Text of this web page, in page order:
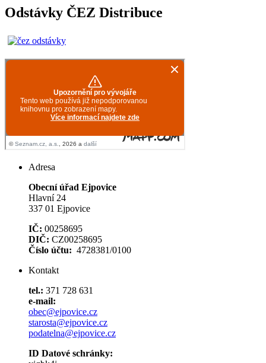
Odstávky ČEZ Distribuce
Adresa
Obecní úřad Ejpovice
Hlavní 24
337 01 Ejpovice
IČ: 00258695
DIČ: CZ00258695
Číslo účtu: 4728381/0100
Kontakt
tel.: 371 728 631
e-mail:
obec@ejpovice.cz
starosta@ejpovice.cz
podatelna@ejpovice.cz
ID Datové schránky: